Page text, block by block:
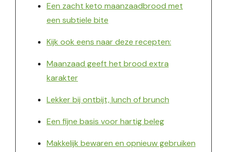
Een zacht keto maanzaadbrood met
een subtiele bite
Kijk ook eens naar deze recepten:
Maanzaad geeft het brood extra
karakter
Lekker bij ontbijt, lunch of brunch
Een fijne basis voor hartig beleg
Makkelijk bewaren en opnieuw gebruiken